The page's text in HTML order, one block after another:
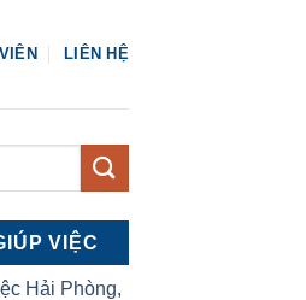
LIÊN HỆ
VIỆC
Hải Phòng,